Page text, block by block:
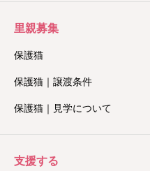
里親募集
保護猫
保護猫｜譲渡条件
保護猫｜見学について
支援する